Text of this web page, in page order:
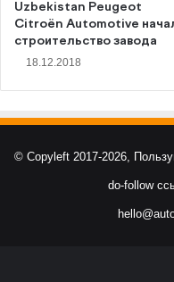
Uzbekistan Peugeot
Citroёn Automotive
строительство завода
18.12.2018
© Copyleft 2017-2026,
do-follow